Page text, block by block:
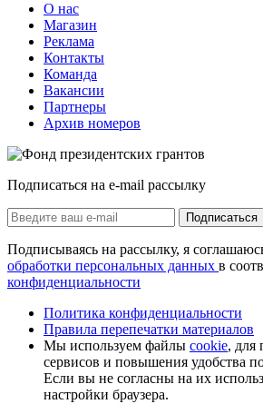
О нас
Магазин
Реклама
Контакты
Команда
Вакансии
Партнеры
Архив номеров
Подписаться на e-mail рассылку
Подписаться
Подписываясь на рассылку, я
обработки персональных данных в
конфиденциальности
Политика конфиденциальности
Правила перепечатки материалов
Мы используем файлы cookie, для
сервисов и повышения удобства
Если вы не согласны на их
настройки браузера.